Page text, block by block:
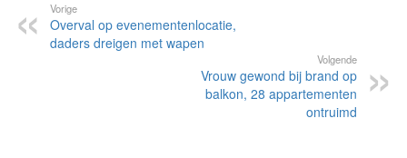
Vorige
Overval op evenementenlocatie,
daders dreigen met wapen
Volgende
Vrouw gewond bij brand op
balkon, 28 appartementen
ontruimd